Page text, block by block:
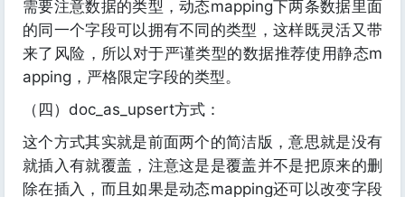
需要注意数据的类型，动态mapping下两条数据里面
的同一个字段可以拥有不同的类型，这样既灵活又带
来了风险，所以对于严谨类型的数据推荐使用静态m
apping，严格限定字段的类型。
（四）doc_as_upsert方式：
这个方式其实就是前面两个的简洁版，意思就是没有
就插入有就覆盖，注意这是是覆盖并不是把原来的删
除在插入，而且如果是动态mapping还可以改变字段